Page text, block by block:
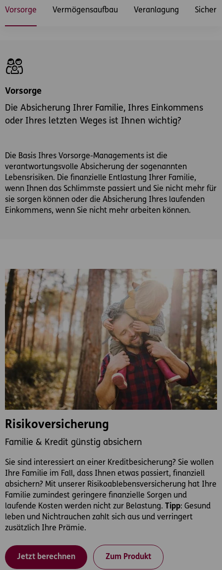
Vorsorge Vermögensaufbau Veranlagung
Vorsorge
Die Absicherung Ihrer Familie, Ihres Einkommens
oder Ihres letzten Weges ist Ihnen wichtig?
Die Basis Ihres Vorsorge-Managements ist die
verantwortungsvolle Absicherung der sogenannten
Lebensrisiken. Die finanzielle Entlastung Ihrer Familie,
wenn Ihnen das Schlimmste passiert und Sie nicht mehr für
sie sorgen können oder die Absicherung Ihres laufenden
Einkommens, wenn Sie nicht mehr arbeiten können.
Risikoversicherung
Familie & Kredit günstig absichern
Sie sind interessiert an einer Kreditbesicherung? Sie wollen
Ihre Familie im Fall, dass Ihnen etwas passiert, finanziell
absichern? Mit unserer Risikoablebensversicherung hat Ihre
Familie zumindest geringere finanzielle Sorgen und
laufende Kosten werden nicht zur Belastung. Tipp: Gesund
leben und Nichtrauchen zahlt sich aus und verringert
zusätzlich Ihre Prämie.
Jetzt berechnen Zum Produkt